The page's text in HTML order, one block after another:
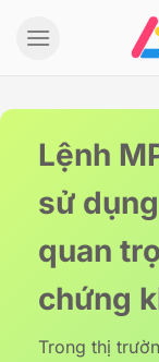
qua
Lệnh
sử
quan
chứng
Trong thị